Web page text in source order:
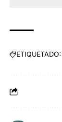
ETIQUETADO: